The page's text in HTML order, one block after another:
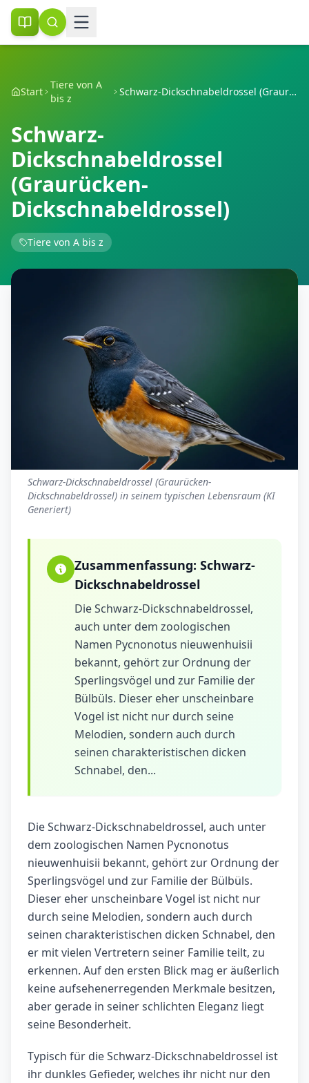
Start
Tiere von A
bis z
Schwarz-Dickschnabeldrossel (Graurücken-Dickschnabeldrossel)
Schwarz-
Dickschnabeldrossel
(Graurücken-
Dickschnabeldrossel)
Tiere von A bis z
Schwarz-Dickschnabeldrossel (Graurücken-
Dickschnabeldrossel) in seinem typischen Lebensraum (KI
Generiert)
Zusammenfassung: Schwarz-
Dickschnabeldrossel
Die Schwarz-Dickschnabeldrossel,
auch unter dem zoologischen
Namen Pycnonotus nieuwenhuisii
bekannt, gehört zur Ordnung der
Sperlingsvögel und zur Familie der
Bülbüls. Dieser eher unscheinbare
Vogel ist nicht nur durch seine
Melodien, sondern auch durch
seinen charakteristischen dicken
Schnabel, den...
Die Schwarz-Dickschnabeldrossel, auch unter
dem zoologischen Namen Pycnonotus
nieuwenhuisii bekannt, gehört zur Ordnung der
Sperlingsvögel und zur Familie der Bülbüls.
Dieser eher unscheinbare Vogel ist nicht nur
durch seine Melodien, sondern auch durch
seinen charakteristischen dicken Schnabel, den
er mit vielen Vertretern seiner Familie teilt, zu
erkennen. Auf den ersten Blick mag er äußerlich
keine aufsehenerregenden Merkmale besitzen,
aber gerade in seiner schlichten Eleganz liegt
seine Besonderheit.
Typisch für die Schwarz-Dickschnabeldrossel ist
ihr dunkles Gefieder, welches ihr nicht nur den